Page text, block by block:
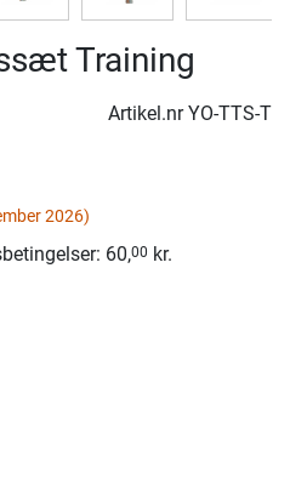
Training
Artikel.nrYO-TTS-T
2026)
60,00 kr.